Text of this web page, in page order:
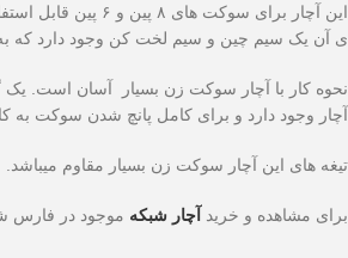
این آچار برای سوکت
ی آن یک سیم چین و سیم لخت کن وجود دارد که
نحوه کار با آچار سوکت زن بسیار آسان است. یک
آچار وجود دارد و برای کامل پانچ شدن سوکت به
تیغه های این آچار سوکت زن بسیار مقاوم میباشد.
برای مشاهده و خرید آچار شبکه موجود در فارس